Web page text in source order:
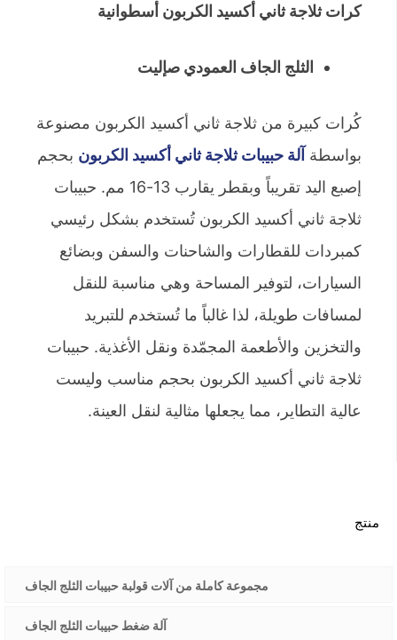
كرات ثلاجة ثاني أكسيد الكربون أسطوانية
الثلج الجاف العمودي صإليت
كُرات كبيرة من ثلاجة ثاني أكسيد الكربون مصنوعة
بواسطة آلة حبيبات ثلاجة ثاني أكسيد الكربون بحجم
إصبع اليد تقريباً وبقطر يقارب 13-16 مم. حبيبات
ثلاجة ثاني أكسيد الكربون تُستخدم بشكل رئيسي
كمبردات للقطارات والشاحنات والسفن وبضائع
السيارات، لتوفير المساحة وهي مناسبة للنقل
لمسافات طويلة، لذا غالباً ما تُستخدم للتبريد
والتخزين والأطعمة المجمّدة ونقل الأغذية. حبيبات
ثلاجة ثاني أكسيد الكربون بحجم مناسب وليست
عالية التطاير، مما يجعلها مثالية لنقل العينة.
منتج
مجموعة كاملة من آلات قولبة حبيبات الثلج الجاف
آلة ضغط حبيبات الثلج الجاف